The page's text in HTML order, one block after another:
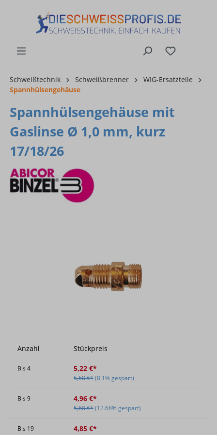
Schweißtechnik Schweißbrenner
WIG-Ersatzteile
Spannhülsengehäuse
Spannhülsengehäuse mit
Gaslinse Ø 1,0 mm, kurz
17/18/26
Anzahl Stückpreis
Bis 4 5,22 €*
5,68 €*(8.1% gespart)
Bis 9 4,96 €*
5,68 €*(12.68% gespart)
Bis 19 4,85 €*